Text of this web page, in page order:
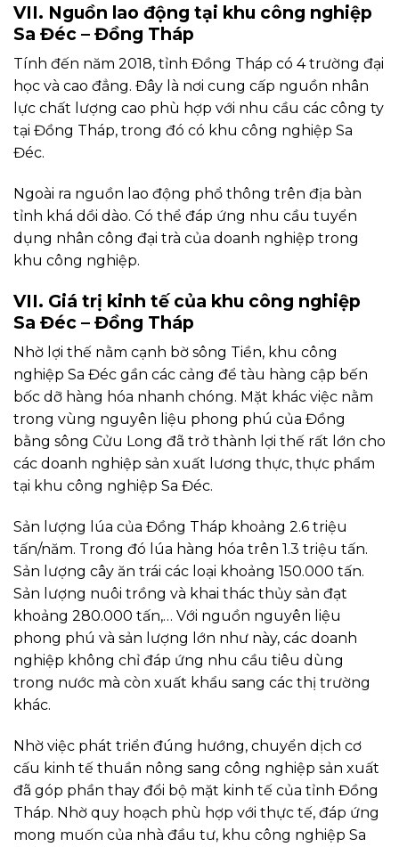
VII. Nguồn lao động tại khu công nghiệp
Sa Đéc – Đồng Tháp
Tính đến năm 2018, tỉnh Đồng Tháp có 4 trường đại
học và cao đẳng. Đây là nơi cung cấp nguồn nhân
lực chất lượng cao phù hợp với nhu cầu các công ty
tại Đồng Tháp, trong đó có khu công nghiệp Sa
Đéc.
Ngoài ra nguồn lao động phổ thông trên địa bàn
tỉnh khá dồi dào. Có thể đáp ứng nhu cầu tuyển
dụng nhân công đại trà của doanh nghiệp trong
khu công nghiệp.
VII. Giá trị kinh tế của khu công nghiệp
Sa Đéc – Đồng Tháp
Nhờ lợi thế nằm cạnh bờ sông Tiền, khu công
nghiệp Sa Đéc gần các cảng để tàu hàng cập bến
bốc dỡ hàng hóa nhanh chóng. Mặt khác việc nằm
trong vùng nguyên liệu phong phú của Đồng
bằng sông Cửu Long đã trở thành lợi thế rất lớn cho
các doanh nghiệp sản xuất lương thực, thực phẩm
tại khu công nghiệp Sa Đéc.
Sản lượng lúa của Đồng Tháp khoảng 2.6 triệu
tấn/năm. Trong đó lúa hàng hóa trên 1.3 triệu tấn.
Sản lượng cây ăn trái các loại khoảng 150.000 tấn.
Sản lượng nuôi trồng và khai thác thủy sản đạt
khoảng 280.000 tấn,… Với nguồn nguyên liệu
phong phú và sản lượng lớn như này, các doanh
nghiệp không chỉ đáp ứng nhu cầu tiêu dùng
trong nước mà còn xuất khẩu sang các thị trường
khác.
Nhờ việc phát triển đúng hướng, chuyển dịch cơ
cấu kinh tế thuần nông sang công nghiệp sản xuất
đã góp phần thay đổi bộ mặt kinh tế của tỉnh Đồng
Tháp. Nhờ quy hoạch phù hợp với thực tế, đáp ứng
mong muốn của nhà đầu tư, khu công nghiệp Sa